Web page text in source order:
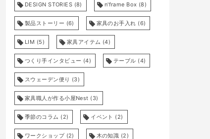
DESIGN STORIES (8) n'frame Box (8)
製品ストーリー (6) 家具のお手入れ (6)
LIM (5) 家具アイテム (4)
つくり手インタビュー (4) テーブル (4)
スウェーデン便り (3)
家具職人が作る小屋Nest (3)
季節のコラム (2) イベント (2)
ワークショップ(2) 木の知識 (2)